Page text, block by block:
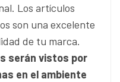
Los artículos
son una excelente
de tu marca.
serán vistos por
en el ambiente